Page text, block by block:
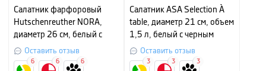
Салатник фарфоровый
Hutschenreuther NORA,
диаметр 26 см, белый с
рисунком
Оставить отзыв
6 6 6
Салатник ASA Selection À
table, диаметр 21 см, объем
1,5 л, белый с черным
Оставить отзыв
3 3 3